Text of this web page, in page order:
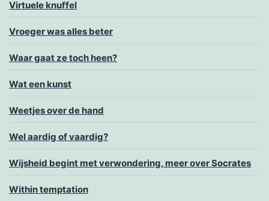
Virtuele knuffel
Vroeger was alles beter
Waar gaat ze toch heen?
Wat een kunst
Weetjes over de hand
Wel aardig of vaardig?
Wijsheid begint met verwondering, meer over Socrates
Within temptation